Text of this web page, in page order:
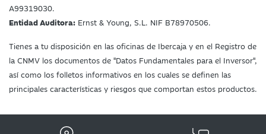
A99319030.
Entidad Auditora: Ernst & Young, S.L. NIF B78970506.
Tienes a tu disposición en las oficinas de Ibercaja y en el Registro de
la CNMV los documentos de "Datos Fundamentales para el Inversor",
así como los folletos informativos en los cuales se definen las
principales características y riesgos que comportan estos productos.